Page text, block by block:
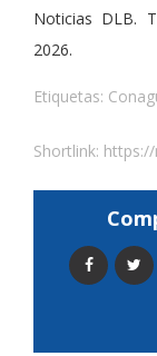
Noticias DLB.
2026.
Etiquetas:
Shortlink: